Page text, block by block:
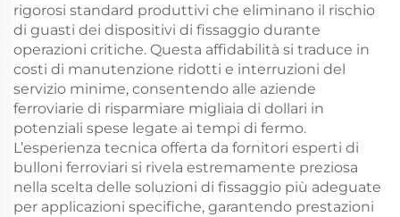
rigorosi standard produttivi che eliminano il rischio
di guasti dei dispositivi di fissaggio durante
operazioni critiche. Questa affidabilità si traduce in
costi di manutenzione ridotti e interruzioni del
servizio minime, consentendo alle aziende
ferroviarie di risparmiare migliaia di dollari in
potenziali spese legate ai tempi di fermo.
L’esperienza tecnica offerta da fornitori esperti di
bulloni ferroviari si rivela estremamente preziosa
nella scelta delle soluzioni di fissaggio più adeguate
per applicazioni specifiche, garantendo prestazioni